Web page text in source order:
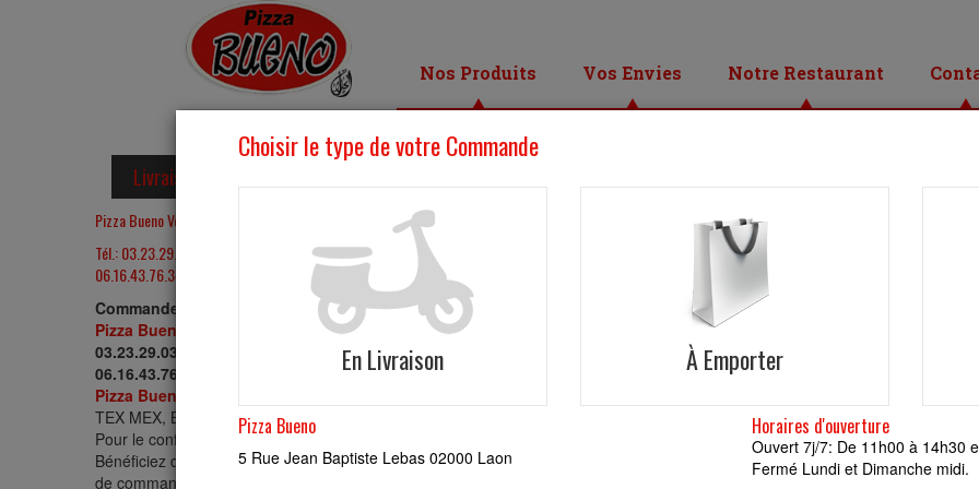
Nos Produits Vos Envies Notre Restaurant
Livraison Pizza à Veslud
Pizza Bueno Veslud
Tél.: 03.23.29.03.21
06.16.43.76.34
Commander votre plat à Veslud
Pizza Bueno
vous permet de commander votre repas en ligne sur notre site web pizza-bueno.fr, ou par téléphone sur le numéro
03.23.29.03.21
06.16.43.76.34
Pizza Bueno
TEX MEX, BOX, SALADES, DESSERTS, GLACES, BOISSONS, à Veslud et ses alentours.
Pour le confort de ses clients,Pizza Bueno
accepte les règlements par Ticket Restaurant, Carte bancaire, Chèque, Espèce, .
Bénéficiez d'un service élégant et rapide grâce à notre site pizza-bueno.fr qui affiche les produits et leurs prix à jour et avec la
de commander en ligne.